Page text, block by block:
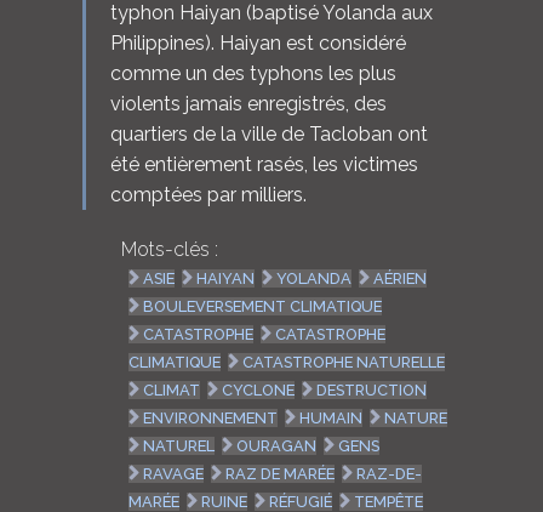
typhon Haiyan (baptisé Yolanda aux
Philippines). Haiyan est considéré
comme un des typhons les plus
violents jamais enregistrés, des
quartiers de la ville de Tacloban ont
été entièrement rasés, les victimes
comptées par milliers.
Mots-clés :
ASIE HAIYAN YOLANDA
AÉRIEN
BOULEVERSEMENT CLIMATIQUE
CATASTROPHE
CATASTROPHE
CLIMATIQUE
CATASTROPHE NATURELLE
CLIMAT
CYCLONE
DESTRUCTION
ENVIRONNEMENT
HUMAIN
NATURE
NATUREL
OURAGAN
GENS
RAVAGE
RAZ DE MARÉE
RAZ-DE-
MARÉE
RUINE RÉFUGIÉ
TEMPÊTE